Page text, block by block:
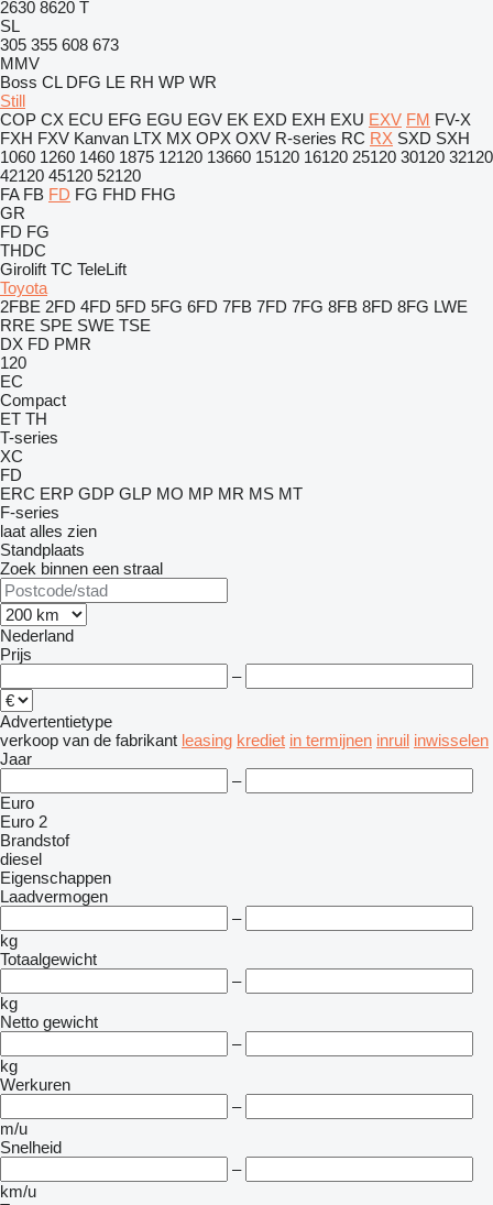
2630 8620 T
SL
305 355 608 673
MMV
Boss CL DFG LE RH WP WR
Still
COP CX ECU EFG EGU EGV EK EXD EXH EXU EXV FM FV-X
FXH FXV Kanvan LTX MX OPX OXV R-series RC RX SXD SXH
1060 1260 1460 1875 12120 13660 15120 16120 25120 30120 32120
42120 45120 52120
FA FB FD FG FHD FHG
GR
FD FG
THDC
Girolift TC TeleLift
Toyota
2FBE 2FD 4FD 5FD 5FG 6FD 7FB 7FD 7FG 8FB 8FD 8FG LWE
RRE SPE SWE TSE
DX FD PMR
120
EC
Compact
ET TH
T-series
XC
FD
ERC ERP GDP GLP MO MP MR MS MT
F-series
laat alles zien
Standplaats
Zoek binnen een straal
Nederland
Prijs
–
Advertentietype
verkoop van de fabrikant leasing krediet in termijnen inruil inwisselen
Jaar
–
Euro
Euro 2
Brandstof
diesel
Eigenschappen
Laadvermogen
–
kg
Totaalgewicht
–
kg
Netto gewicht
–
kg
Werkuren
–
m/u
Snelheid
–
km/u